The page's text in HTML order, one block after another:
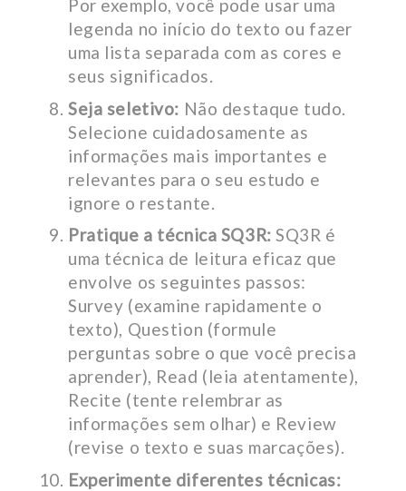
Por exemplo, você pode usar uma
legenda no início do texto ou fazer
uma lista separada com as cores e
seus significados.
Seja seletivo: Não destaque tudo.
Selecione cuidadosamente as
informações mais importantes e
relevantes para o seu estudo e
ignore o restante.
Pratique a técnica SQ3R: SQ3R é
uma técnica de leitura eficaz que
envolve os seguintes passos:
Survey (examine rapidamente o
texto), Question (formule
perguntas sobre o que você precisa
aprender), Read (leia atentamente),
Recite (tente relembrar as
informações sem olhar) e Review
(revise o texto e suas marcações).
Experimente diferentes técnicas: